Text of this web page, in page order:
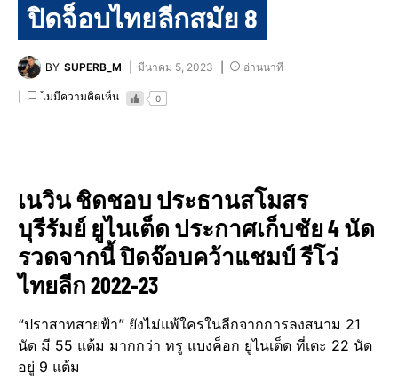
ปิดจ็อบไทยลีกสมัย 8
BY SUPERB_M มีนาคม 5, 2023 อ่านนาที
ไม่มีความคิดเห็น 0
เนวิน ชิดชอบ ประธานสโมสร
บุรีรัมย์ ยูไนเต็ด ประกาศเก็บชัย 4 นัด
รวดจากนี้ ปิดจ๊อบคว้าแชมป์ รีโว่
ไทยลีก 2022-23
“ปราสาทสายฟ้า” ยังไม่แพ้ใครในลีกจากการลงสนาม 21
นัด มี 55 แต้ม มากกว่า ทรู แบงค็อก ยูไนเต็ด ที่เตะ 22 นัด
อยู่ 9 แต้ม